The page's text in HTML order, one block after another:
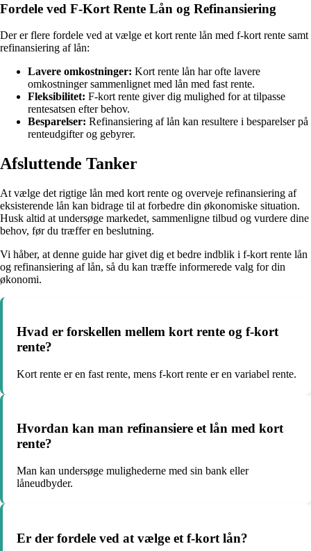
Fordele ved F-Kort Rente Lån og Refinansiering
Der er flere fordele ved at vælge et kort rente lån med f-kort rente samt
refinansiering af lån:
Lavere omkostninger: Kort rente lån har ofte lavere
omkostninger sammenlignet med lån med fast rente.
Fleksibilitet: F-kort rente giver dig mulighed for at tilpasse
rentesatsen efter behov.
Besparelser: Refinansiering af lån kan resultere i besparelser på
renteudgifter og gebyrer.
Afsluttende Tanker
At vælge det rigtige lån med kort rente og overveje refinansiering af
eksisterende lån kan bidrage til at forbedre din økonomiske situation.
Husk altid at undersøge markedet, sammenligne tilbud og vurdere dine
behov, før du træffer en beslutning.
Vi håber, at denne guide har givet dig et bedre indblik i f-kort rente lån
og refinansiering af lån, så du kan træffe informerede valg for din
økonomi.
Hvad er forskellen mellem kort rente og f-kort
rente?
Kort rente er en fast rente, mens f-kort rente er en variabel rente.
Hvordan kan man refinansiere et lån med kort
rente?
Man kan undersøge mulighederne med sin bank eller
låneudbyder.
Er der fordele ved at vælge et f-kort lån?